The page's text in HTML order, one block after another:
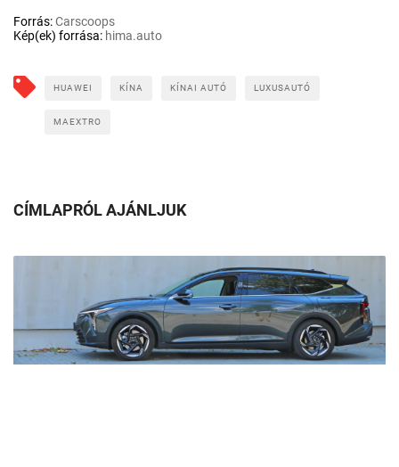
Forrás:Carscoops
Kép(ek) forrása: hima.auto
HUAWEI KÍNA KÍNAI AUTÓ LUXUSAUTÓ
MAEXTRO
CÍMLAPRÓL AJÁNLJUK